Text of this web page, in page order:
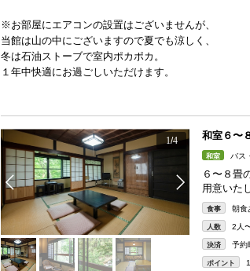
※お部屋にエアコンの設置はございませんが、
当館は山の中にございますので夏でも涼しく、
冬は石油ストーブで室内ポカポカ。
１年中快適にお過ごしいただけます。
1/4 和室６〜
和室 バス
６〜８畳
用意いた
食事 朝食
人数 2人
決済 予約
ポイント